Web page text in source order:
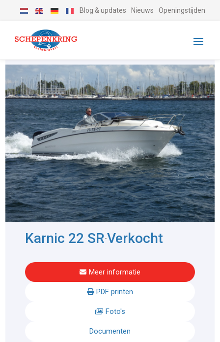
Blog & updates Nieuws Openingstijden
Karnic 22 SR-Verkocht
Meer informatie
PDF printen
Foto's
Documenten